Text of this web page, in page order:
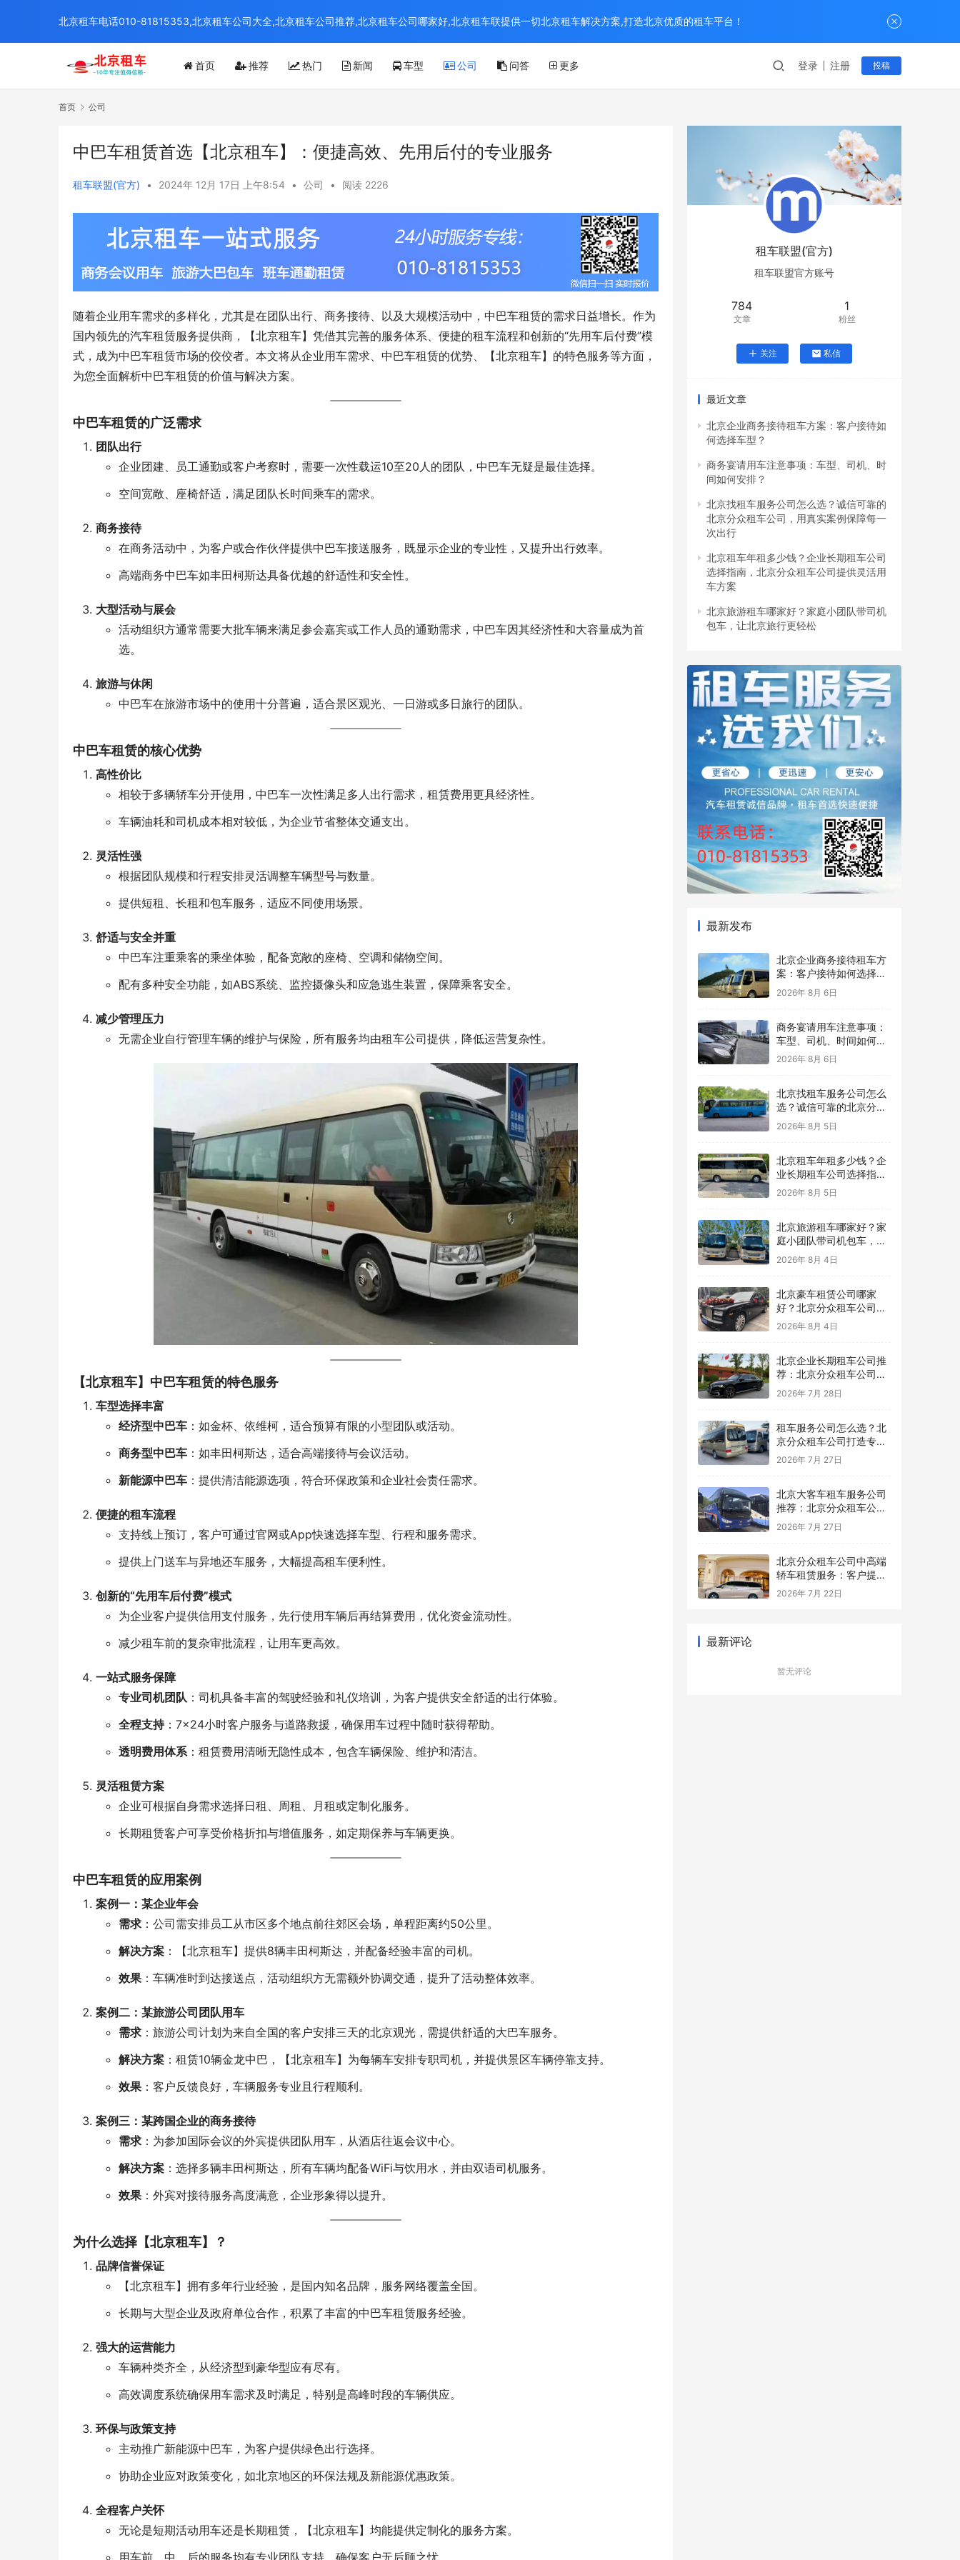
首页 推荐 热门 新闻 车型 公司 问答 更多 登录 注册 投稿
首页 公司
中巴车租赁首选【北京租车】：便捷高效、先用后付的专业服务
租车联盟(官方) • 2024年 12月 17日 上午8:54 • 公司 • 阅读 2226
随着企业用车需求的多样化，尤其是在团队出行、商务接待、以及大规模活动中，中巴车租赁的需求日益增长。作为
国内领先的汽车租赁服务提供商，【北京租车】凭借其完善的服务体系、便捷的租车流程和创新的“先用车后付费”模
式，成为中巴车租赁市场的佼佼者。本文将从企业用车需求、中巴车租赁的优势、【北京租车】的特色服务等方面，
为您全面解析中巴车租赁的价值与解决方案。
中巴车租赁的广泛需求
团队出行
企业团建、员工通勤或客户考察时，需要一次性载运10至20人的团队，中巴车无疑是最佳选择。
空间宽敞、座椅舒适，满足团队长时间乘车的需求。
商务接待
在商务活动中，为客户或合作伙伴提供中巴车接送服务，既显示企业的专业性，又提升出行效率。
高端商务中巴车如丰田柯斯达具备优越的舒适性和安全性。
大型活动与展会
活动组织方通常需要大批车辆来满足参会嘉宾或工作人员的通勤需求，中巴车因其经济性和大容量成为首
选。
旅游与休闲
中巴车在旅游市场中的使用十分普遍，适合景区观光、一日游或多日旅行的团队。
中巴车租赁的核心优势
高性价比
相较于多辆轿车分开使用，中巴车一次性满足多人出行需求，租赁费用更具经济性。
车辆油耗和司机成本相对较低，为企业节省整体交通支出。
灵活性强
根据团队规模和行程安排灵活调整车辆型号与数量。
提供短租、长租和包车服务，适应不同使用场景。
舒适与安全并重
中巴车注重乘客的乘坐体验，配备宽敞的座椅、空调和储物空间。
配有多种安全功能，如ABS系统、监控摄像头和应急逃生装置，保障乘客安全。
减少管理压力
无需企业自行管理车辆的维护与保险，所有服务均由租车公司提供，降低运营复杂性。
【北京租车】中巴车租赁的特色服务
车型选择丰富
经济型中巴车 ：如金杯、依维柯，适合预算有限的小型团队或活动。
商务型中巴车 ：如丰田柯斯达，适合高端接待与会议活动。
新能源中巴车 ：提供清洁能源选项，符合环保政策和企业社会责任需求。
便捷的租车流程
支持线上预订，客户可通过官网或App快速选择车型、行程和服务需求。
提供上门送车与异地还车服务，大幅提高租车便利性。
创新的“先用车后付费”模式
为企业客户提供信用支付服务，先行使用车辆后再结算费用，优化资金流动性。
减少租车前的复杂审批流程，让用车更高效。
一站式服务保障
专业司机团队 ：司机具备丰富的驾驶经验和礼仪培训，为客户提供安全舒适的出行体验。
全程支持：7×24小时客户服务与道路救援，确保用车过程中随时获得帮助。
透明费用体系：租赁费用清晰无隐性成本，包含车辆保险、维护和清洁。
灵活租赁方案
企业可根据自身需求选择日租、周租、月租或定制化服务。
长期租赁客户可享受价格折扣与增值服务，如定期保养与车辆更换。
中巴车租赁的应用案例
案例一：某企业年会
需求 ：公司需安排员工从市区多个地点前往郊区会场，单程距离约50公里。
解决方案 ：【北京租车】提供8辆丰田柯斯达，并配备经验丰富的司机。
效果 ：车辆准时到达接送点，活动组织方无需额外协调交通，提升了活动整体效率。
案例二：某旅游公司团队用车
需求 ：旅游公司计划为来自全国的客户安排三天的北京观光，需提供舒适的大巴车服务。
解决方案 ：租赁10辆金龙中巴，【北京租车】为每辆车安排专职司机，并提供景区车辆停靠支持。
效果 ：客户反馈良好，车辆服务专业且行程顺利。
案例三：某跨国企业的商务接待
需求 ：为参加国际会议的外宾提供团队用车，从酒店往返会议中心。
解决方案 ：选择多辆丰田柯斯达，所有车辆均配备WiFi与饮用水，并由双语司机服务。
效果 ：外宾对接待服务高度满意，企业形象得以提升。
为什么选择【北京租车】？
品牌信誉保证
【北京租车】拥有多年行业经验，是国内知名品牌，服务网络覆盖全国。
长期与大型企业及政府单位合作，积累了丰富的中巴车租赁服务经验。
强大的运营能力
车辆种类齐全，从经济型到豪华型应有尽有。
高效调度系统确保用车需求及时满足，特别是高峰时段的车辆供应。
环保与政策支持
主动推广新能源中巴车，为客户提供绿色出行选择。
协助企业应对政策变化，如北京地区的环保法规及新能源优惠政策。
全程客户关怀
无论是短期活动用车还是长期租赁，【北京租车】均能提供定制化的服务方案。
租车联盟(官方)
租车联盟官方账号
784
文章
1
粉丝
关注 私信
最近文章
北京企业商务接待租车方案：客户接待如
何选择车型？
商务宴请用车注意事项：车型、司机、时
间如何安排？
北京找租车服务公司怎么选？诚信可靠的
北京分众租车公司，用真实案例保障每一
次出行
北京租车年租多少钱？企业长期租车公司
选择指南，北京分众租车公司提供灵活用
车方案
北京旅游租车哪家好？家庭小团队带司机
包车，让北京旅行更轻松
最新发布
北京企业商务接待租车方
案：客户接待如何选择车
型？
2026年 8月 6日
商务宴请用车注意事项：
车型、司机、时间如何安
排？
2026年 8月 6日
北京找租车服务公司怎么
选？诚信可靠的北京分众
租车公司，用真实案例保
障每一次出行
2026年 8月 5日
北京租车年租多少钱？企
业长期租车公司选择指
南，北京分众租车公司提
供灵活用车方案
2026年 8月 5日
北京旅游租车哪家好？家
庭小团队带司机包车，让
北京旅行更轻松
2026年 8月 4日
北京豪车租赁公司哪家
好？北京分众租车公司提
供高品质商务豪车出行服
2026年 8月 4日
北京企业长期租车公司推
荐：北京分众租车公司提
供稳定高效的企业用车方
2026年 7月 28日
租车服务公司怎么选？北
京分众租车公司打造专业
可靠的用车服务平台
2026年 7月 27日
北京大客车租车服务公司
推荐：北京分众租车公司
为团队出行提供专业保障
2026年 7月 27日
北京分众租车公司中高端
轿车租赁服务：客户提案
与广告拍摄用车推荐，车
型新更有品质
2026年 7月 22日
最新评论
暂无评论
北京租车电话010-81815353,北京租车公司大全,北京租车公司推荐,北京租车公司哪家好,北京租车联提供一切北京租车解决方案,打造北京优质的租车平台！